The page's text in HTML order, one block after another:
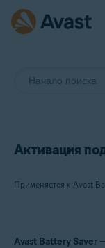
Активация
Применяется к Avast
Продукты:
Avast Battery Saver